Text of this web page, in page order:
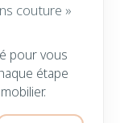
couture »
pour vous
étape